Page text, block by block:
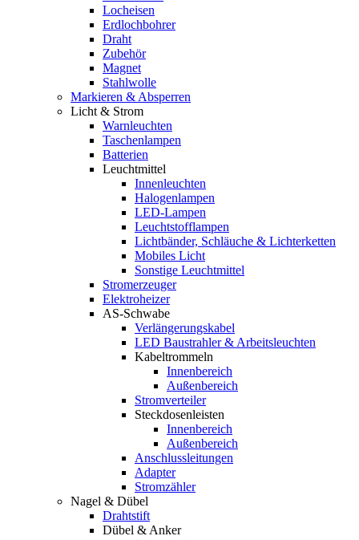
Locheisen
Erdlochbohrer
Draht
Zubehör
Magnet
Stahlwolle
Markieren & Absperren
Licht & Strom
Warnleuchten
Taschenlampen
Batterien
Leuchtmittel
Innenleuchten
Halogenlampen
LED-Lampen
Leuchtstofflampen
Lichtbänder, Schläuche & Lichterketten
Mobiles Licht
Sonstige Leuchtmittel
Stromerzeuger
Elektroheizer
AS-Schwabe
Verlängerungskabel
LED Baustrahler & Arbeitsleuchten
Kabeltrommeln
Innenbereich
Außenbereich
Stromverteiler
Steckdosenleisten
Innenbereich
Außenbereich
Anschlussleitungen
Adapter
Stromzähler
Nagel & Dübel
Drahtstift
Dübel & Anker